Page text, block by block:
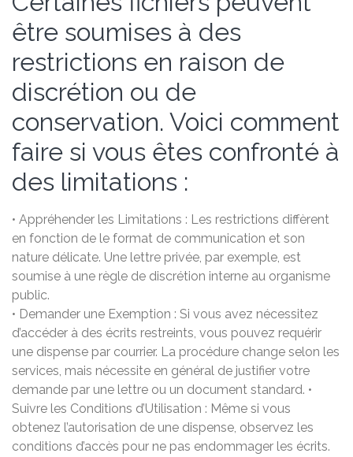
être soumises à des
restrictions en raison de
discrétion ou de
conservation. Voici comment
faire si vous êtes confronté à
des limitations :
• Appréhender les Limitations : Les restrictions diffèrent
en fonction de le format de communication et son
nature délicate. Une lettre privée, par exemple, est
soumise à une règle de discrétion interne au organisme
public.
• Demander une Exemption : Si vous avez nécessitez
d’accéder à des écrits restreints, vous pouvez requérir
une dispense par courrier. La procédure change selon les
services, mais nécessite en général de justifier votre
demande par une lettre ou un document standard. •
Suivre les Conditions d’Utilisation : Même si vous
obtenez l’autorisation de une dispense, observez les
conditions d’accès pour ne pas endommager les écrits.